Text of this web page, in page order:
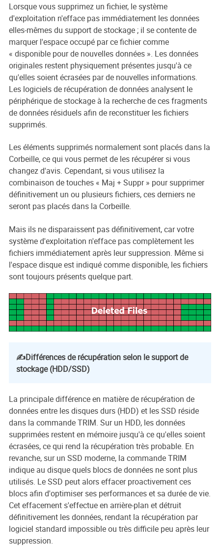
Lorsque vous supprimez un fichier, le système
d'exploitation n'efface pas immédiatement les données
elles-mêmes du support de stockage ; il se contente de
marquer l'espace occupé par ce fichier comme
« disponible pour de nouvelles données ». Les données
originales restent physiquement présentes jusqu'à ce
qu'elles soient écrasées par de nouvelles informations.
Les logiciels de récupération de données analysent le
périphérique de stockage à la recherche de ces fragments
de données résiduels afin de reconstituer les fichiers
supprimés.
Les éléments supprimés normalement sont placés dans la
Corbeille, ce qui vous permet de les récupérer si vous
changez d'avis. Cependant, si vous utilisez la
combinaison de touches « Maj + Suppr » pour supprimer
définitivement un ou plusieurs fichiers, ces derniers ne
seront pas placés dans la Corbeille.
Mais ils ne disparaissent pas définitivement, car votre
système d'exploitation n'efface pas complètement les
fichiers immédiatement après leur suppression. Même si
l'espace disque est indiqué comme disponible, les fichiers
sont toujours présents quelque part.
✍️Différences de récupération selon le support de
stockage (HDD/SSD)
La principale différence en matière de récupération de
données entre les disques durs (HDD) et les SSD réside
dans la commande TRIM. Sur un HDD, les données
supprimées restent en mémoire jusqu'à ce qu'elles soient
écrasées, ce qui rend la récupération très probable. En
revanche, sur un SSD moderne, la commande TRIM
indique au disque quels blocs de données ne sont plus
utilisés. Le SSD peut alors effacer proactivement ces
blocs afin d'optimiser ses performances et sa durée de vie.
Cet effacement s'effectue en arrière-plan et détruit
définitivement les données, rendant la récupération par
logiciel standard impossible ou très difficile peu après leur
suppression.